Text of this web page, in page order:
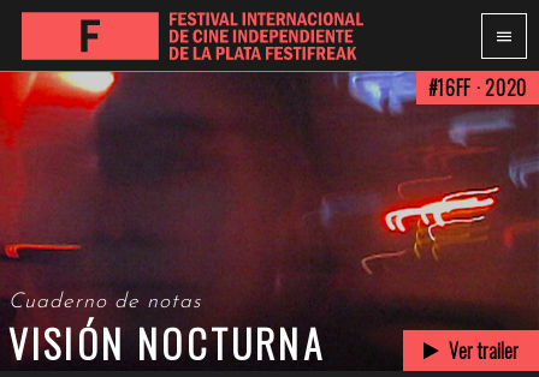
Cuaderno de notas
VISIÓN NOCTURNA
#16FF · 2020
Ver trailer